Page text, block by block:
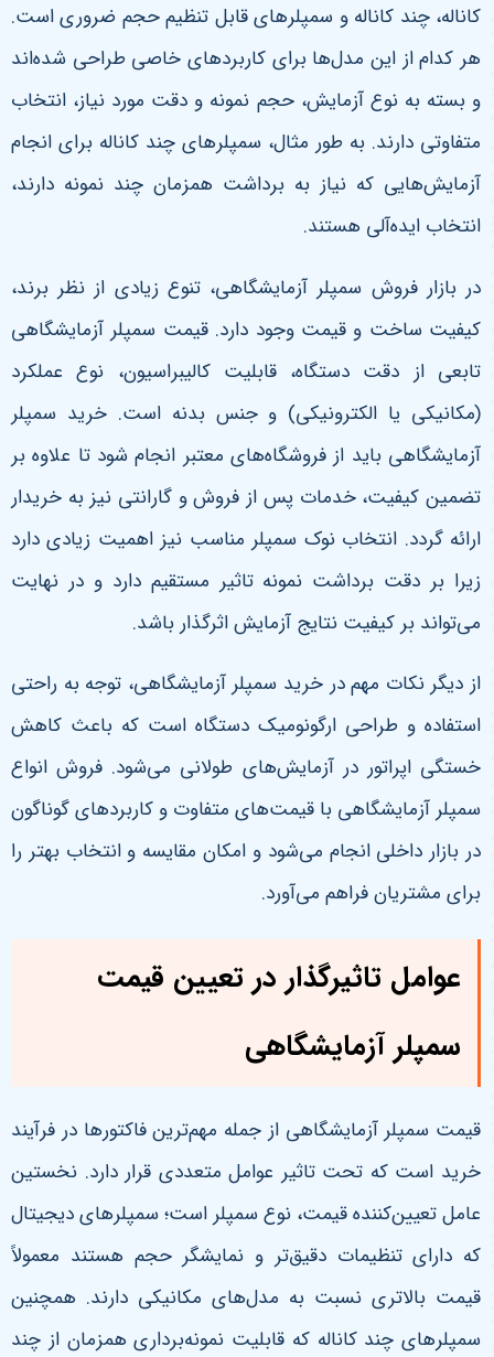
کاناله، چند کاناله و سمپلرهای قابل تنظیم حجم ضروری است.
هر کدام از این مدل‌ها برای کاربردهای خاصی طراحی شده‌اند
و بسته به نوع آزمایش، حجم نمونه و دقت مورد نیاز، انتخاب
متفاوتی دارند. به طور مثال، سمپلرهای چند کاناله برای انجام
آزمایش‌هایی که نیاز به برداشت همزمان چند نمونه دارند،
انتخاب ایده‌آلی هستند.
در بازار فروش سمپلر آزمایشگاهی، تنوع زیادی از نظر برند،
کیفیت ساخت و قیمت وجود دارد. قیمت سمپلر آزمایشگاهی
تابعی از دقت دستگاه، قابلیت کالیبراسیون، نوع عملکرد
(مکانیکی یا الکترونیکی) و جنس بدنه است. خرید سمپلر
آزمایشگاهی باید از فروشگاه‌های معتبر انجام شود تا علاوه بر
تضمین کیفیت، خدمات پس از فروش و گارانتی نیز به خریدار
ارائه گردد. انتخاب نوک سمپلر مناسب نیز اهمیت زیادی دارد
زیرا بر دقت برداشت نمونه تاثیر مستقیم دارد و در نهایت
می‌تواند بر کیفیت نتایج آزمایش اثرگذار باشد.
از دیگر نکات مهم در خرید سمپلر آزمایشگاهی، توجه به راحتی
استفاده و طراحی ارگونومیک دستگاه است که باعث کاهش
خستگی اپراتور در آزمایش‌های طولانی می‌شود. فروش انواع
سمپلر آزمایشگاهی با قیمت‌های متفاوت و کاربردهای گوناگون
در بازار داخلی انجام می‌شود و امکان مقایسه و انتخاب بهتر را
برای مشتریان فراهم می‌آورد.
عوامل تاثیرگذار در تعیین قیمت
سمپلر آزمایشگاهی
قیمت سمپلر آزمایشگاهی از جمله مهم‌ترین فاکتورها در فرآیند
خرید است که تحت تاثیر عوامل متعددی قرار دارد. نخستین
عامل تعیین‌کننده قیمت، نوع سمپلر است؛ سمپلرهای دیجیتال
که دارای تنظیمات دقیق‌تر و نمایشگر حجم هستند معمولاً
قیمت بالاتری نسبت به مدل‌های مکانیکی دارند. همچنین
سمپلرهای چند کاناله که قابلیت نمونه‌برداری همزمان از چند